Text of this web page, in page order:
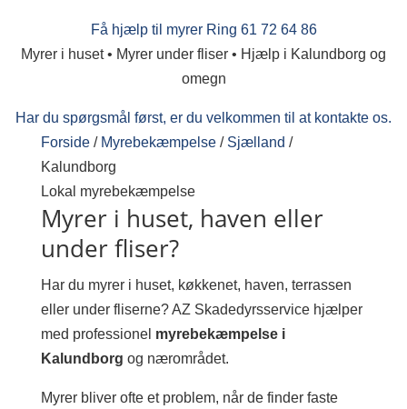
Få hjælp til myrer Ring 61 72 64 86
Myrer i huset • Myrer under fliser • Hjælp i Kalundborg og
omegn
Har du spørgsmål først, er du velkommen til at kontakte os.
Forside / Myrebekæmpelse / Sjælland /
Kalundborg
Lokal myrebekæmpelse
Myrer i huset, haven eller
under fliser?
Har du myrer i huset, køkkenet, haven, terrassen
eller under fliserne? AZ Skadedyrsservice hjælper
med professionel myrebekæmpelse i
Kalundborg og nærområdet.
Myrer bliver ofte et problem, når de finder faste